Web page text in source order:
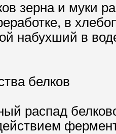
зерна и муки
в
набухший в
белков
распад